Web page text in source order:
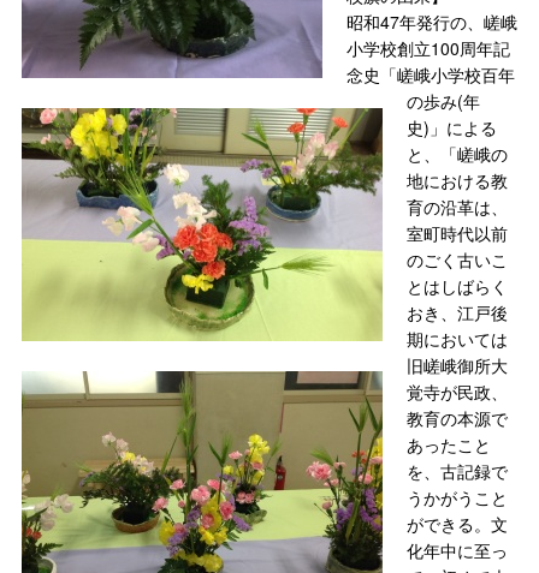
昭和47年発行の、嵯峨
小学校創立100周年記
念史「嵯峨小学校百年
の歩み(年
史)」による
と、「嵯峨の
地における教
育の沿革は、
室町時代以前
のごく古いこ
とはしばらく
おき、江戸後
期においては
旧嵯峨御所大
覚寺が民政、
教育の本源で
あったこと
を、古記録で
うかがうこと
ができる。文
化年中に至っ